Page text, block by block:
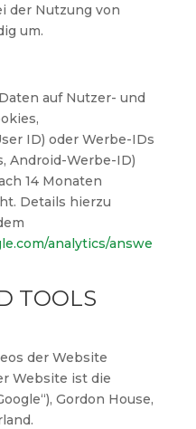
der Nutzung von
um.
auf Nutzer- und
ID) oder Werbe-IDs
Android-Werbe-ID)
14 Monaten
Details hierzu
analytics/answe
TOOLS
der Website
Website ist die
Gordon House,